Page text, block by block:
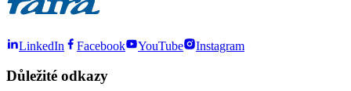
LinkedIn Facebook YouTube Instagram
Důležité odkazy